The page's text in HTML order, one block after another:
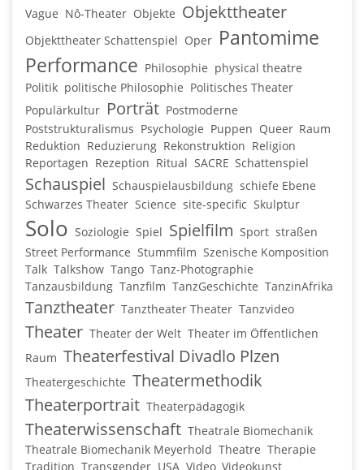
Vague Nô-Theater Objekte Objekttheater
Objekttheater Schattenspiel Oper Pantomime
Performance Philosophie physical theatre
Politik politische Philosophie Politisches Theater
Populärkultur Porträt Postmoderne
Poststrukturalismus Psychologie Puppen Queer Raum
Reduktion Reduzierung Rekonstruktion Religion
Reportagen Rezeption Ritual SACRE Schattenspiel
Schauspiel Schauspielausbildung schiefe Ebene
Schwarzes Theater Science site-specific Skulptur
Solo Soziologie Spiel Spielfilm Sport straßen
Street Performance Stummfilm Szenische Komposition
Talk Talkshow Tango Tanz-Photographie
Tanzausbildung Tanzfilm TanzGeschichte TanzinAfrika
Tanztheater Tanztheater Theater Tanzvideo
Theater Theater der Welt Theater im Öffentlichen
Raum Theaterfestival Divadlo Plzen
Theatergeschichte Theatermethodik
Theaterportrait Theaterpädagogik
Theaterwissenschaft Theatrale Biomechanik
Theatrale Biomechanik Meyerhold Theatre Therapie
Tradition Transgender USA Video Videokunst